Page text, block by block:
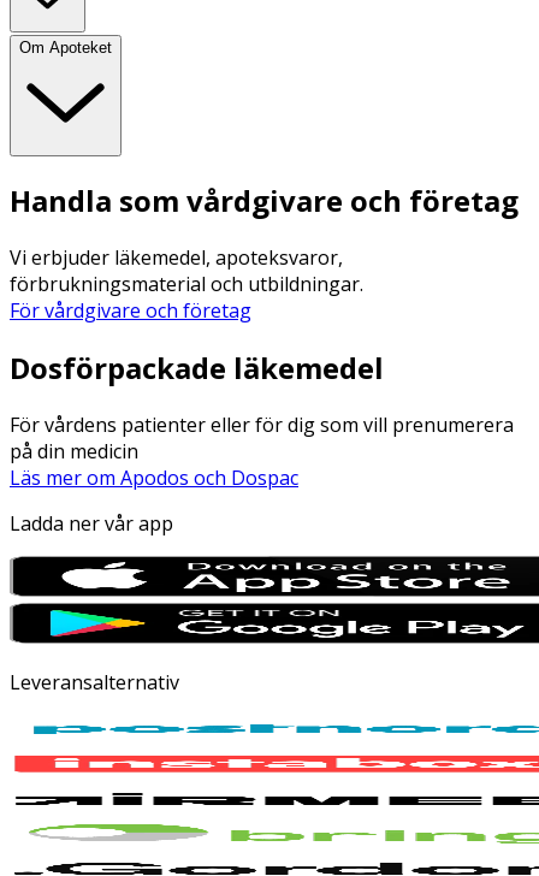
Om Apoteket
Handla som vårdgivare och företag
Vi erbjuder läkemedel, apoteksvaror,
förbrukningsmaterial och utbildningar.
För vårdgivare och företag
Dosförpackade läkemedel
För vårdens patienter eller för dig som vill prenumerera
på din medicin
Läs mer om Apodos och Dospac
Ladda ner vår app
Leveransalternativ